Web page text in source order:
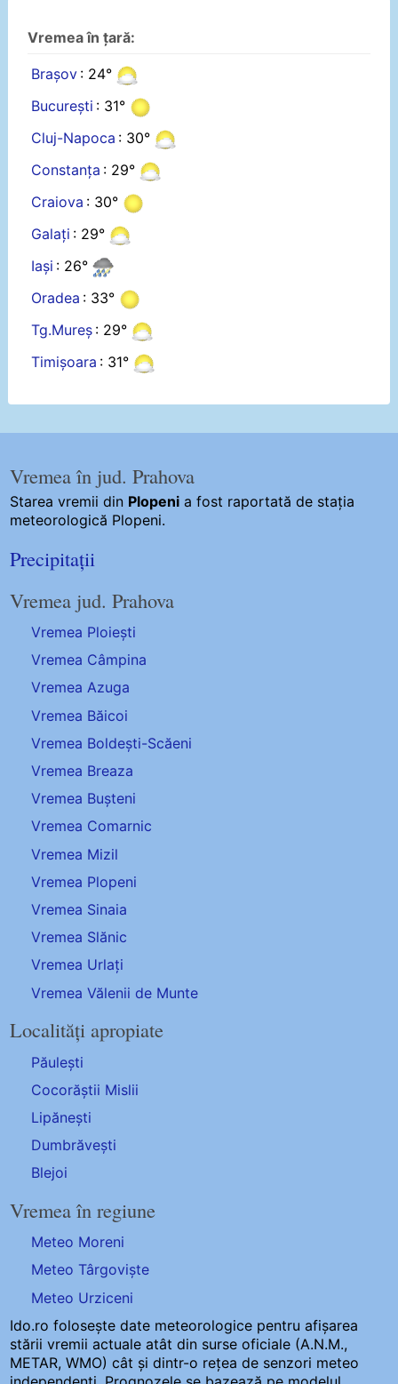
Vremea în țară:
Brașov : 24°
București : 31°
Cluj-Napoca : 30°
Constanța : 29°
Craiova : 30°
Galați : 29°
Iași : 26°
Oradea : 33°
Tg.Mureș : 29°
Timișoara : 31°
Vremea în jud. Prahova
Starea vremii din Plopeni a fost raportată de stația
meteorologică Plopeni.
Precipitații
Vremea jud. Prahova
Vremea Ploiești
Vremea Câmpina
Vremea Azuga
Vremea Băicoi
Vremea Boldești-Scăeni
Vremea Breaza
Vremea Bușteni
Vremea Comarnic
Vremea Mizil
Vremea Plopeni
Vremea Sinaia
Vremea Slănic
Vremea Urlați
Vremea Vălenii de Munte
Localități apropiate
Păulești
Cocorăștii Mislii
Lipănești
Dumbrăvești
Blejoi
Vremea în regiune
Meteo Moreni
Meteo Târgoviște
Meteo Urziceni
Ido.ro folosește date meteorologice pentru afișarea
stării vremii actuale atât din surse oficiale (A.N.M.,
METAR, WMO) cât și dintr-o rețea de senzori meteo